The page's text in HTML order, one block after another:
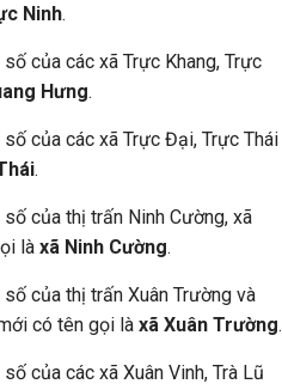
Ninh.
của các xã Trực Khang, Trực
Hưng.
của các xã Trực Đại, Trực Thái
.
của thị trấn Ninh Cường, xã
là xã Ninh Cường.
của thị trấn Xuân Trường và
có tên gọi là xã Xuân Trường.
của các xã Xuân Vinh, Trà Lũ